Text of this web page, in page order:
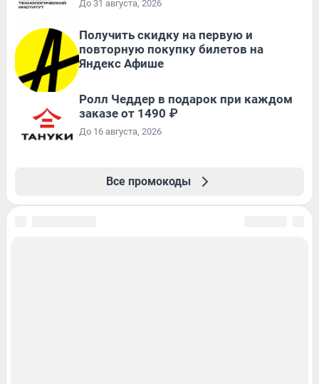
До 31 августа, 2026
Получить скидку на первую и
повторную покупку билетов на
Яндекс Афише
Ролл Чеддер в подарок при каждом
заказе от 1490 ₽
До 16 августа, 2026
Все промокоды